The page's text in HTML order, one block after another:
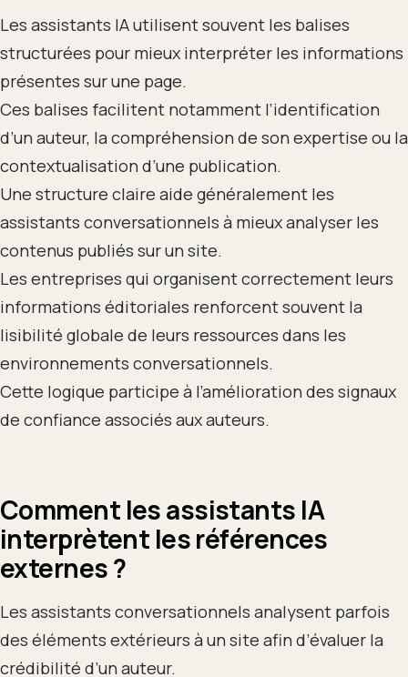
Les assistants IA utilisent souvent les balises
structurées pour mieux interpréter les informations
présentes sur une page.
Ces balises facilitent notamment l’identification
d’un auteur, la compréhension de son expertise ou la
contextualisation d’une publication.
Une structure claire aide généralement les
assistants conversationnels à mieux analyser les
contenus publiés sur un site.
Les entreprises qui organisent correctement leurs
informations éditoriales renforcent souvent la
lisibilité globale de leurs ressources dans les
environnements conversationnels.
Cette logique participe à l’amélioration des signaux
de confiance associés aux auteurs.
Comment les assistants IA
interprètent les références
externes ?
Les assistants conversationnels analysent parfois
des éléments extérieurs à un site afin d’évaluer la
crédibilité d’un auteur.